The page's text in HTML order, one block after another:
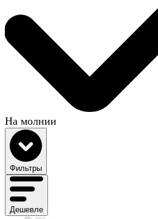
На молнии
Фильтры
Дешевле